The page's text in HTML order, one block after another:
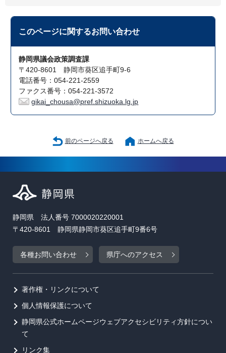
このページに関するお問い合わせ
静岡県議会政策調査課
〒420-8601 静岡市葵区追手町9-6
電話番号：054-221-2559
ファクス番号：054-221-3572
gikai_chousa@pref.shizuoka.lg.jp
前のページへ戻る ホームへ戻る
静岡県 法人番号 7000020220001
〒420-8601 静岡県静岡市葵区追手町9番6号
各種お問い合わせ 県庁へのアクセス
著作権・リンクについて
個人情報保護について
静岡県公式ホームページウェブアクセシビリティ方針につい
て
リンク集